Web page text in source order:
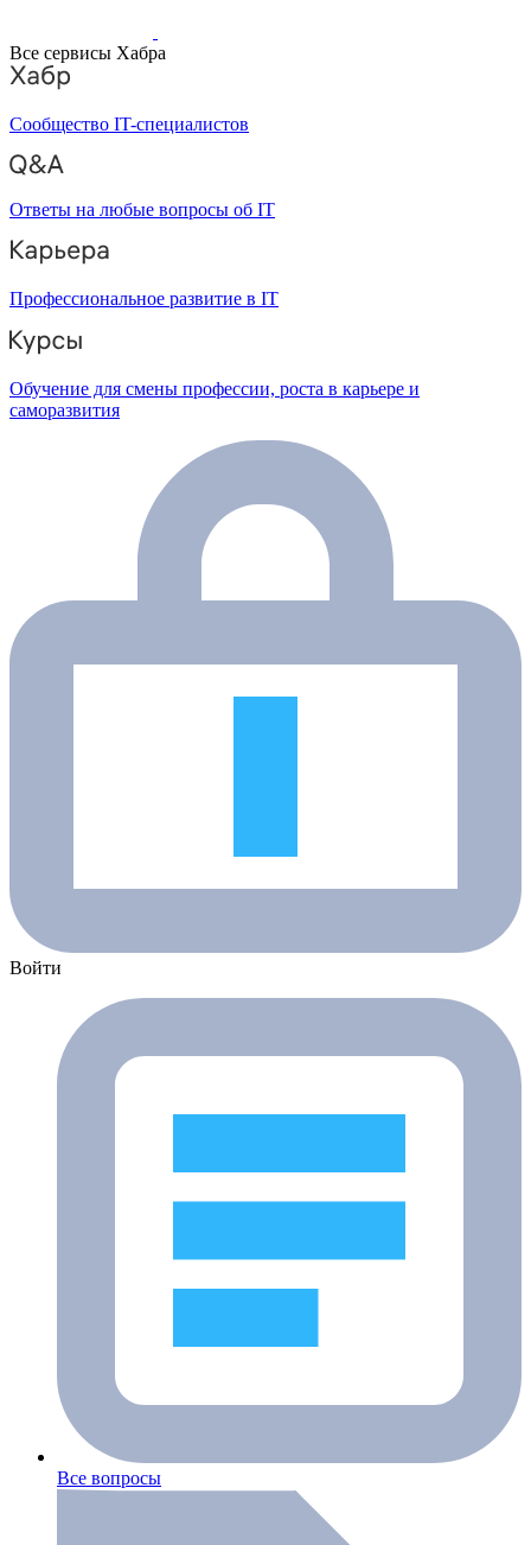
Все сервисы Хабра
Сообщество IT-специалистов
Ответы на любые вопросы об IT
Профессиональное развитие в IT
Обучение для смены профессии, роста в карьере и
саморазвития
Войти
Все вопросы